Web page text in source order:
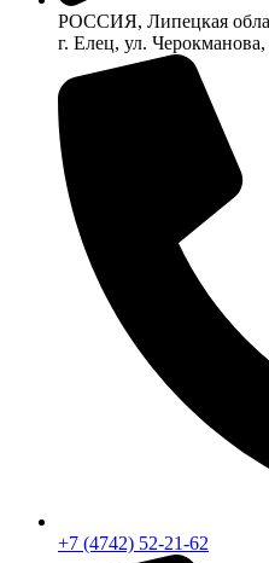
РОССИЯ, Липецкая
г. Елец, ул.
+7 (4742) 52-21-62